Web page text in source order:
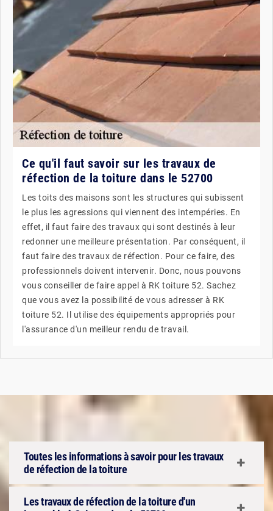
Ce qu'il faut savoir sur les travaux de
réfection de la toiture dans le 52700
Les toits des maisons sont les structures qui subissent
le plus les agressions qui viennent des intempéries. En
effet, il faut faire des travaux qui sont destinés à leur
redonner une meilleure présentation. Par conséquent, il
faut faire des travaux de réfection. Pour ce faire, des
professionnels doivent intervenir. Donc, nous pouvons
vous conseiller de faire appel à RK toiture 52. Sachez
que vous avez la possibilité de vous adresser à RK
toiture 52. Il utilise des équipements appropriés pour
l'assurance d'un meilleur rendu de travail.
Toutes les informations à savoir pour les travaux
de réfection de la toiture
Les travaux de réfection de la toiture d'un